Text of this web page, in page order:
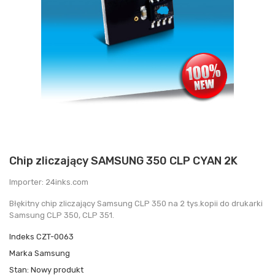
Chip zliczający SAMSUNG 350 CLP CYAN 2K
Importer: 24inks.com
Błękitny chip zliczający Samsung CLP 350 na 2 tys.kopii do drukarki
Samsung CLP 350, CLP 351.
Indeks CZT-0063
Marka Samsung
Stan: Nowy produkt